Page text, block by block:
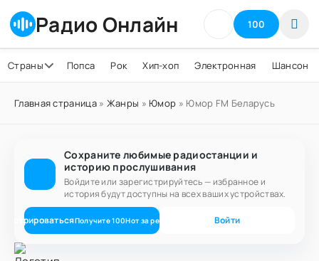
Радио Онлайн 100
Страны Попса Рок Хип-хоп Электронная Шансон
Главная страница» Жанры » Юмор » Юмор FM Беларусь
Сохраните любимые радиостанции и
историю прослушивания
Войдите или зарегистрируйтесь — избранное и
история будут доступны на всех ваших устройствах.
Получите100Нот за регистрацию Войти